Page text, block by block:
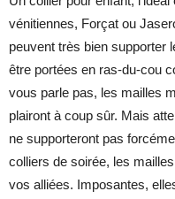
vénitiennes, Forçat ou
peuvent très bien supporter
être portées en ras-du-cou
vous parle pas, les mailles
plairont à coup sûr. Mais
ne supporteront pas
colliers de soirée, les
vos alliées. Imposantes,